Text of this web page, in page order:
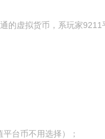
的虚拟货币，系玩家
台币不用选择）；